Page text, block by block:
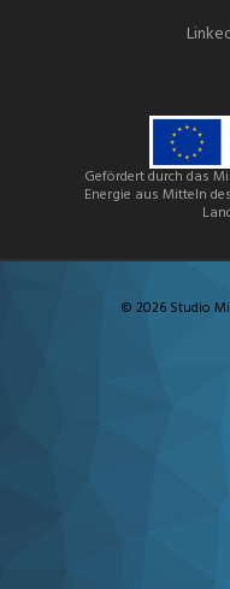
Gefördert durch das
Energie aus Mitteln
© 2026 Studio